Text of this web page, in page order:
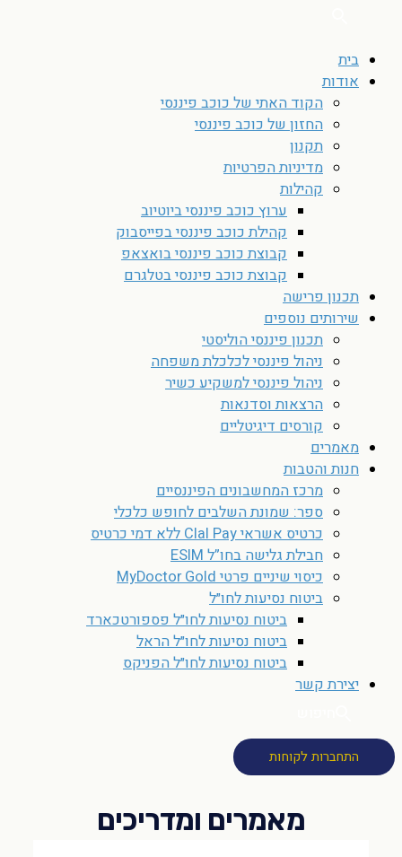
בית
אודות
הקוד האתי של כוכב פיננסי
החזון של כוכב פיננסי
תקנון
מדיניות הפרטיות
קהילות
ערוץ כוכב פיננסי ביוטיוב
קהילת כוכב פיננסי בפייסבוק
קבוצת כוכב פיננסי בואצאפ
קבוצת כוכב פיננסי בטלגרם
תכנון פרישה
שירותים נוספים
תכנון פיננסי הוליסטי
ניהול פיננסי לכלכלת משפחה
ניהול פיננסי למשקיע כשיר
הרצאות וסדנאות
קורסים דיגיטליים
מאמרים
חנות והטבות
מרכז המחשבונים הפיננסיים
ספר: שמונת השלבים לחופש כלכלי
כרטיס אשראי Clal Pay ללא דמי כרטיס
חבילת גלישה בחו”ל ESIM
כיסוי שיניים פרטי MyDoctor Gold
ביטוח נסיעות לחו״ל
ביטוח נסיעות לחו״ל פספורטכארד
ביטוח נסיעות לחו״ל הראל
ביטוח נסיעות לחו״ל הפניקס
יצירת קשר
התחברות לקוחות